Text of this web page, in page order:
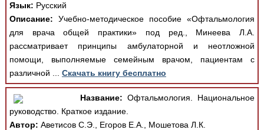
Язык: Русский
Описание: Учебно-методическое пособие «Офтальмология
для врача общей практики» под ред., Минеева Л.А.
рассматривает принципы амбулаторной и неотложной
помощи, выполняемые семейным врачом, пациентам с
различной ... Скачать книгу бесплатно
Название: Офтальмология. Национальное
руководство. Краткое издание.
Автор: Аветисов С.Э., Егоров Е.А., Мошетова Л.К.